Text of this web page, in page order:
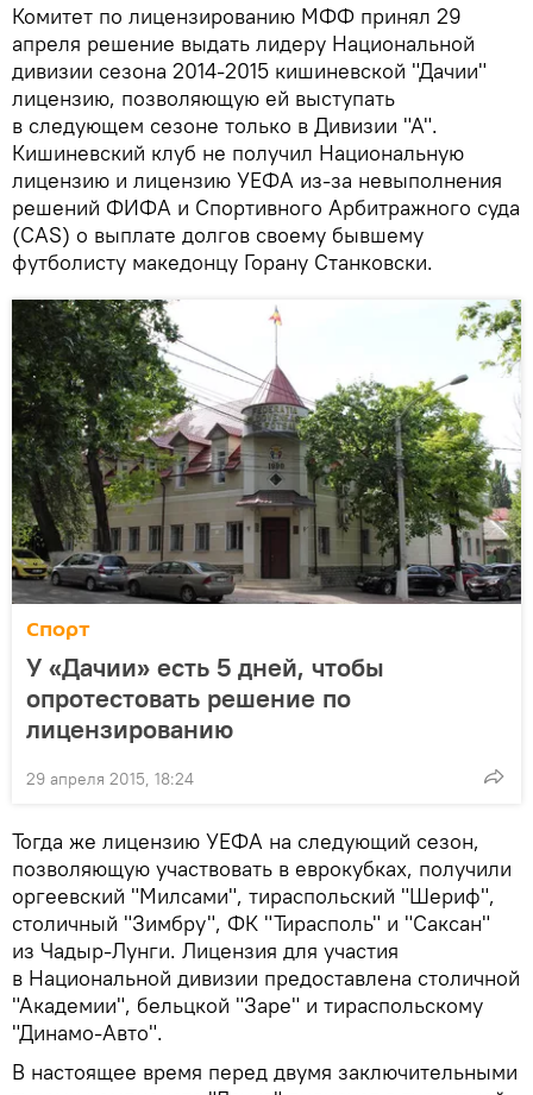
Комитет по лицензированию МФФ принял 29
апреля решение выдать лидеру Национальной
дивизии сезона 2014-2015 кишиневской "Дачии"
лицензию, позволяющую ей выступать
в следующем сезоне только в Дивизии "А".
Кишиневский клуб не получил Национальную
лицензию и лицензию УЕФА из-за невыполнения
решений ФИФА и Спортивного Арбитражного суда
(CAS) о выплате долгов своему бывшему
футболисту македонцу Горану Станковски.
Спорт
У «Дачии» есть 5 дней, чтобы
опротестовать решение по
лицензированию
29 апреля 2015, 18:24
Тогда же лицензию УЕФА на следующий сезон,
позволяющую участвовать в еврокубках, получили
оргеевский "Милсами", тираспольский "Шериф",
столичный "Зимбру", ФК "Тирасполь" и "Саксан"
из Чадыр-Лунги. Лицензия для участия
в Национальной дивизии предоставлена столичной
"Академии", бельцкой "Заре" и тираспольскому
"Динамо-Авто".
В настоящее время перед двумя заключительными